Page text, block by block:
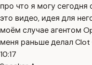
про что я могу сегодня
это видео, идея для
моём случае агентом
меня раньше делал Clot
10:17